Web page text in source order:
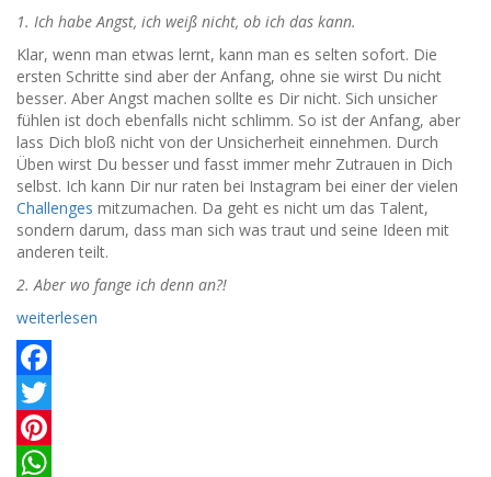
1. Ich habe Angst, ich weiß nicht, ob ich das kann.
Klar, wenn man etwas lernt, kann man es selten sofort. Die
ersten Schritte sind aber der Anfang, ohne sie wirst Du nicht
besser. Aber Angst machen sollte es Dir nicht. Sich unsicher
fühlen ist doch ebenfalls nicht schlimm. So ist der Anfang, aber
lass Dich bloß nicht von der Unsicherheit einnehmen. Durch
Üben wirst Du besser und fasst immer mehr Zutrauen in Dich
selbst. Ich kann Dir nur raten bei Instagram bei einer der vielen
Challenges mitzumachen. Da geht es nicht um das Talent,
sondern darum, dass man sich was traut und seine Ideen mit
anderen teilt.
2. Aber wo fange ich denn an?!
weiterlesen
Facebook
Twitter
Pinterest